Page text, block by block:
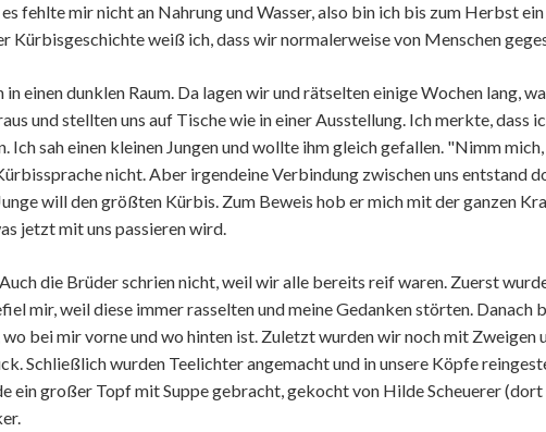
fehlte mir nicht an Nahrung und Wasser, also bin ich bis zum Herbst
weiß ich, dass wir normalerweise von Menschen
einen dunklen Raum. Da lagen wir und rätselten einige Wochen lang,
und stellten uns auf Tische wie in einer Ausstellung. Ich merkte, dass
Ich sah einen kleinen Jungen und wollte ihm gleich gefallen. "Nimm
nicht. Aber irgendeine Verbindung zwischen uns entstand
will den größten Kürbis. Zum Beweis hob er mich mit der ganzen
jetzt mit uns passieren wird.
die Brüder schrien nicht, weil wir alle bereits reif waren. Zuerst
mir, weil diese immer rasselten und meine Gedanken störten. Danach
bei mir vorne und wo hinten ist. Zuletzt wurden wir noch mit Zweigen
Schließlich wurden Teelichter angemacht und in unsere Köpfe
ein großer Topf mit Suppe gebracht, gekocht von Hilde Scheuerer